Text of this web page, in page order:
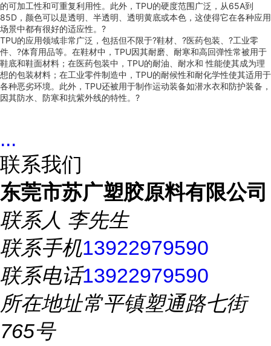
的可加工性和可重复利用性。此外，TPU的硬度范围广泛，从65A到
85D，颜色可以是透明、半透明、透明黄底或本色，这使得它在各种应用
场景中都有很好的适应性。?
TPU的应用领域非常广泛，包括但不限于?鞋材 、?医药包装 、?工业零
件 、?体育用品等。在鞋材中，TPU因其耐磨、耐寒和高回弹性常被用于
鞋底和鞋面材料；在医药包装中，TPU的耐油、耐水和 性能使其成为理
想的包装材料；在工业零件制造中，TPU的耐候性和耐化学性使其适用于
各种恶劣环境。此外，TPU还被用于制作运动装备如潜水衣和防护装备，
因其防水、防寒和抗紫外线的特性。?
...
联系我们
东莞市苏广塑胶原料有限公司
联系人 李先生
联系手机13922979590
联系电话13922979590
所在地址常平镇塑通路七街
765号